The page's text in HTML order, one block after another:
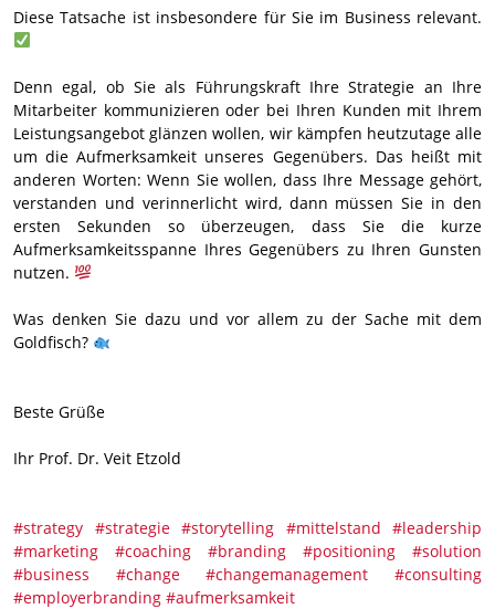
Diese Tatsache ist insbesondere für Sie im Business relevant.
Denn egal, ob Sie als Führungskraft Ihre Strategie an Ihre
Mitarbeiter kommunizieren oder bei Ihren Kunden mit Ihrem
Leistungsangebot glänzen wollen, wir kämpfen heutzutage alle
um die Aufmerksamkeit unseres Gegenübers. Das heißt mit
anderen Worten: Wenn Sie wollen, dass Ihre Message gehört,
verstanden und verinnerlicht wird, dann müssen Sie in den
ersten Sekunden so überzeugen, dass Sie die kurze
Aufmerksamkeitsspanne Ihres Gegenübers zu Ihren Gunsten
nutzen.
Was denken Sie dazu und vor allem zu der Sache mit dem
Goldfisch?
Beste Grüße
Ihr Prof. Dr. Veit Etzold
#strategy #strategie #storytelling #mittelstand #leadership
#marketing
#coaching #branding #positioning
#solution
#business
#change #changemanagement
#consulting
#employerbranding #aufmerksamkeit